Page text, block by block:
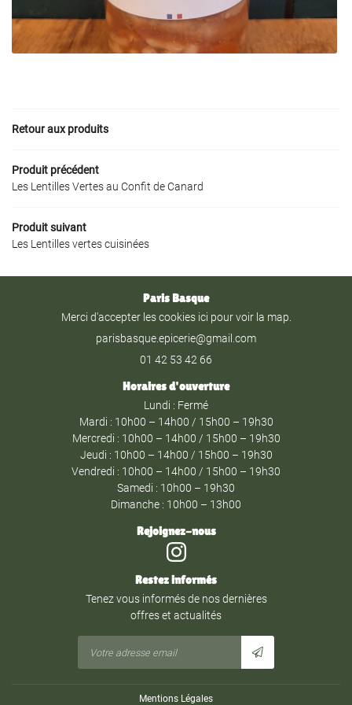
PARISIENNES
- PRIVATISATION
CONTACT
Retour aux produits
Produit précédent
Les Lentilles Vertes au Confit de Canard
Produit suivant
Les Lentilles vertes cuisinées
Paris Basque
Merci d'accepter les cookies ici pour voir la map.
01 42 53 42 66
Horaires d'ouverture
Lundi : Fermé
Mardi : 10h00 – 14h00 / 15h00 – 19h30
Mercredi : 10h00 – 14h00 / 15h00 – 19h30
Jeudi : 10h00 – 14h00 / 15h00 – 19h30
Vendredi : 10h00 – 14h00 / 15h00 – 19h30
Samedi : 10h00 – 19h30
Dimanche : 10h00 – 13h00
Rejoignez-nous
Restez informés
Tenez vous informés de nos dernières
offres et actualités
Mentions Légales